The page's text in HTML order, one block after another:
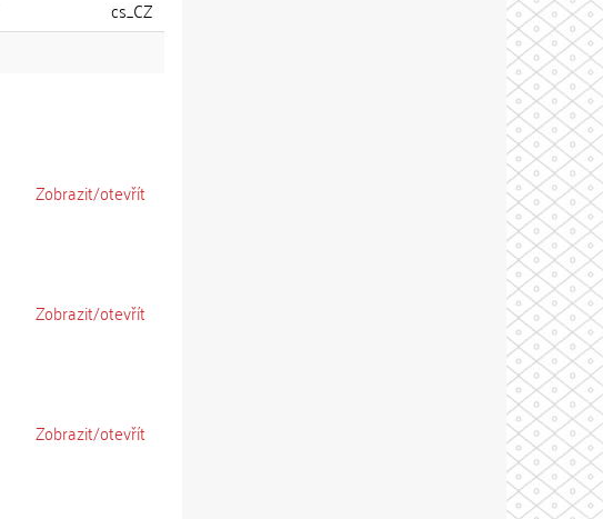
cs_CZ
Zobrazit/otevřít
Zobrazit/otevřít
Zobrazit/otevřít